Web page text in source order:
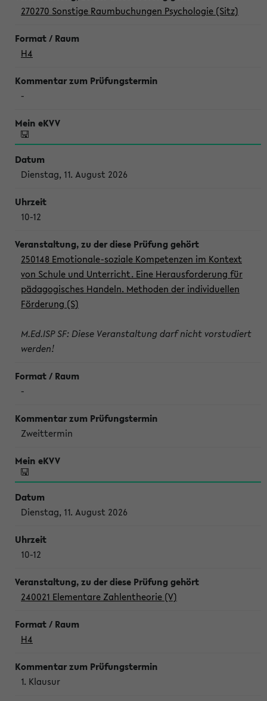
270270 Sonstige Raumbuchungen Psychologie (Sitz)
H4
-
Dienstag, 11. August 2026
10-12
250148 Emotionale-soziale Kompetenzen im Kontext
von Schule und Unterricht. Eine Herausforderung für
pädagogisches Handeln. Methoden der individuellen
Förderung (S)
M.Ed.ISP SF: Diese Veranstaltung darf nicht vorstudiert
werden!
-
Zweittermin
Dienstag, 11. August 2026
10-12
240021 Elementare Zahlentheorie (V)
H4
1. Klausur